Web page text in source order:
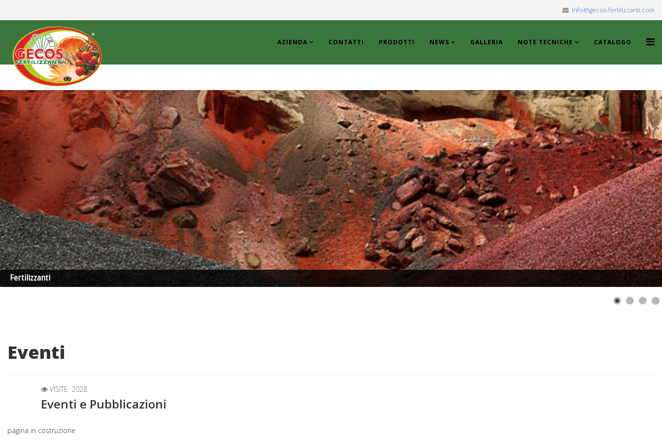
info@gecos-fertilizzanti.com
AZIENDA CONTATTI PRODOTTI NEWS GALLERIA NOTE TECNICHE CATALOGO
Fertilizzanti
Eventi
VISITE: 2028
Eventi e Pubblicazioni
pagina in costruzione